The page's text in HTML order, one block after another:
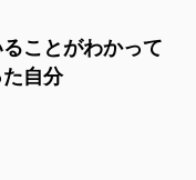
ことがわかって
自分